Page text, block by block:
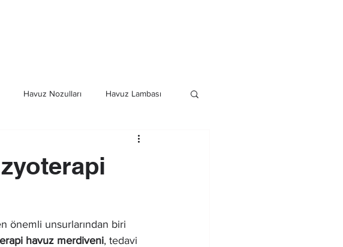
Havuz Nozulları Havuz Lambası
önemli unsurlarından biri
havuz merdiveni, tedavi